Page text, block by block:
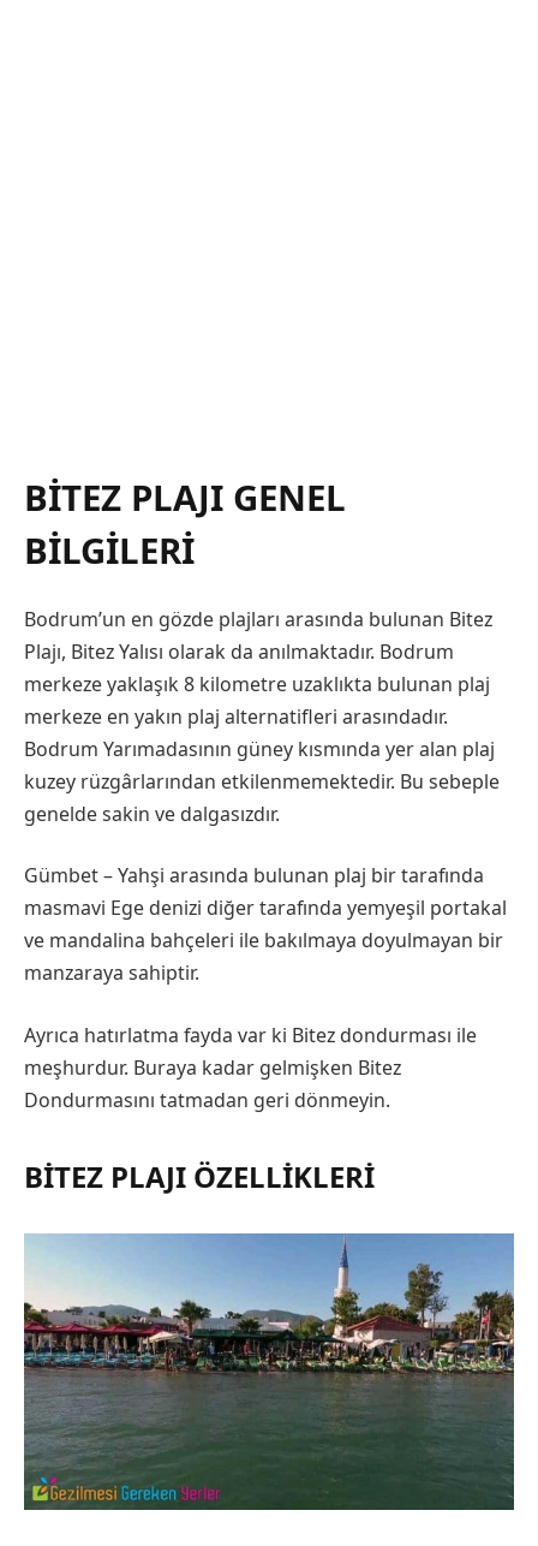
BITEZ PLAJI GENEL
BILGILERI
Bodrum’un en gözde plajları arasında bulunan Bitez
Plajı, Bitez Yalısı olarak da anılmaktadır. Bodrum
merkeze yaklaşık 8 kilometre uzaklıkta bulunan plaj
merkeze en yakın plaj alternatifleri arasındadır.
Bodrum Yarımadasının güney kısmında yer alan plaj
kuzey rüzgârlarından etkilenmemektedir. Bu sebeple
genelde sakin ve dalgasızdır.
Gümbet – Yahşi arasında bulunan plaj bir tarafında
masmavi Ege denizi diğer tarafında yemyeşil portakal
ve mandalina bahçeleri ile bakılmaya doyulmayan bir
manzaraya sahiptir.
Ayrıca hatırlatma fayda var ki Bitez dondurması ile
meşhurdur. Buraya kadar gelmişken Bitez
Dondurmasını tatmadan geri dönmeyin.
BITEZ PLAJI ÖZELLIKLERI